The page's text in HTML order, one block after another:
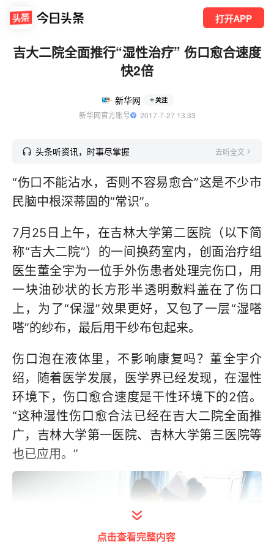
打开APP
吉大二院全面推行“湿性治疗” 伤口愈合速度
快2倍
新华网 关注
新华网官方账号
  2017-7-27 13:33
头条听资讯，时事尽掌握 去听全文
“伤口不能沾水，否则不容易愈合”这是不少市
民脑中根深蒂固的“常识”。
7月25日上午，在吉林大学第二医院（以下简
称“吉大二院”）的一间换药室内，创面治疗组
医生董全宇为一位手外伤患者处理完伤口，用
一块油砂状的长方形半透明敷料盖在了伤口
上，为了“保湿”效果更好，又包了一层“湿嗒
嗒”的纱布，最后用干纱布包起来。
伤口泡在液体里，不影响康复吗？董全宇介
绍，随着医学发展，医学界已经发现，在湿性
环境下，伤口愈合速度是干性环境下的2倍。
“这种湿性伤口愈合法已经在吉大二院全面推
广，吉林大学第一医院、吉林大学第三医院等
也已应用。”
点击查看完整内容